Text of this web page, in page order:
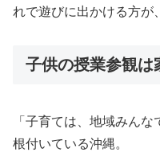
れで遊びに出かける方が
子供の授業参観は
「子育ては、地域みん
根付いている沖縄。